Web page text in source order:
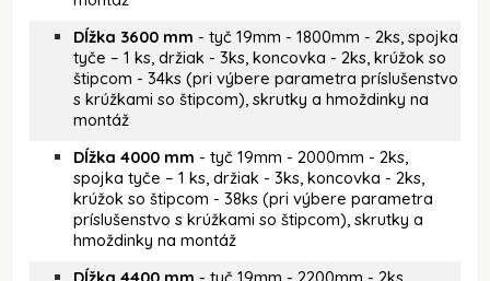
Dĺžka 3600 mm - tyč 19mm - 1800mm - 2ks, spojka
tyče – 1 ks, držiak - 3ks, koncovka - 2ks, krúžok so
štipcom - 34ks (pri výbere parametra príslušenstvo
s krúžkami so štipcom), skrutky a hmoždinky na
montáž
Dĺžka 4000 mm - tyč 19mm - 2000mm - 2ks,
spojka tyče – 1 ks, držiak - 3ks, koncovka - 2ks,
krúžok so štipcom - 38ks (pri výbere parametra
príslušenstvo s krúžkami so štipcom), skrutky a
hmoždinky na montáž